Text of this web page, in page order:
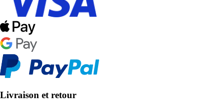
Livraison et retour